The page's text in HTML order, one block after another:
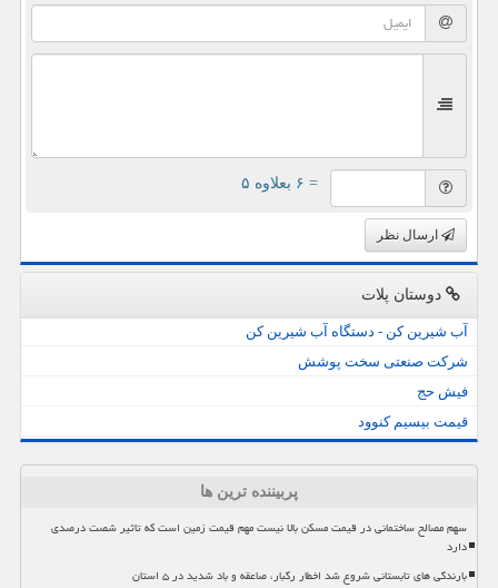
= ۶ بعلاوه ۵
ارسال نظر
دوستان پلات
آب شیرین کن - دستگاه آب شیرین کن
شرکت صنعتی سخت پوشش
فیش حج
قیمت بیسیم کنوود
پربیننده ترین ها
سهم مصالح ساختمانی در قیمت مسکن بالا نیست مهم قیمت زمین است که تاثیر شصت درصدی
دارد
بارندگی های تابستانی شروع شد اخطار رگبار، صاعقه و باد شدید در ۵ استان